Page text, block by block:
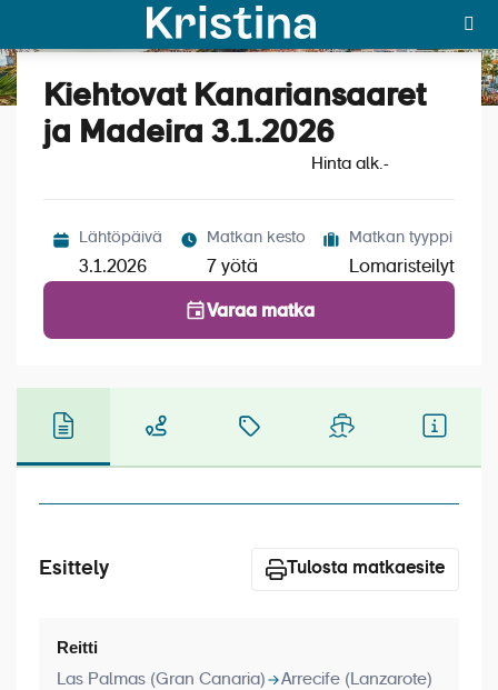
MAJAKKA-portaali
Yksin matkalle?
Suosikit
Matkatyypit
Matkakalenteri
Laivat
Hyvä tietää
Katso kuvat (5)
Kiehtovat Kanariansaaret
ja Madeira 3.1.2026
Hinta alk.-
Lähtöpäivä
3.1.2026
Matkan kesto
7 yötä
Matkan tyyppi
Lomaristeilyt
Varaa matka
Esittely Tulosta matkaesite
Reitti
Las Palmas (Gran Canaria)
Arrecife (Lanzarote)